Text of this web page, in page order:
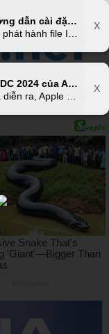
Chia sẻ file ISO và hướng dẫn cài đặt Windows 11 on ARM phiên bản 24H2
X
Tổng hợp sự kiện WWDC 2024 của Apple: iOS 18 đã có AI, Vision Pro sẽ được bán thêm ở 8 quốc gia mới
X